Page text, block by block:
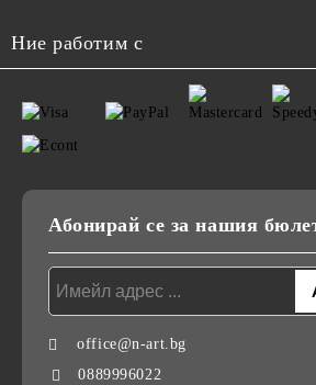
Ние работим с
Абонирай се за нашия
office@n-art.bg
0889996022